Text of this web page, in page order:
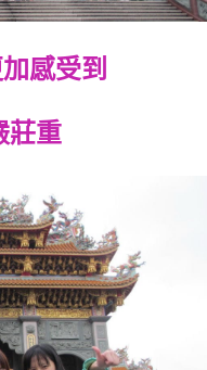
感受到
莊重